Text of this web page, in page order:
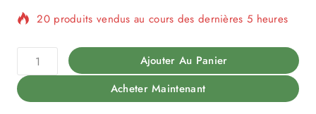
20 produits vendus au cours des dernières 5 heures
Vente rapide ! Plus de 12 personnes ont dans leur
panier
Ajouter Au Panier
Acheter Maintenant